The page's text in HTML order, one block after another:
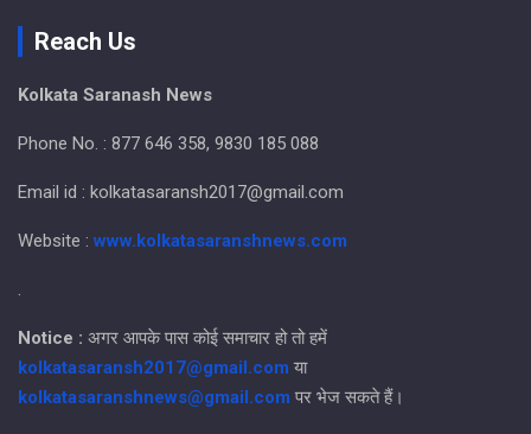
Reach Us
Kolkata Saranash News
Phone No. : 877 646 358, 9830 185 088
Email id : kolkatasaransh2017@gmail.com
Website : www.kolkatasaranshnews.com
.
Notice : अगर आपके पास कोई समाचार हो तो हमें
kolkatasaransh2017@gmail.com या
kolkatasaranshnews@gmail.com पर भेज सकते हैं।